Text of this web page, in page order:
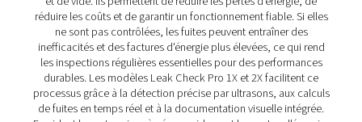
Les systèmes Leak Check Pro 1X et 2X simplifient
et la résolution des fuites dans les systèmes d'air
gaz, de vapeur et de vide. Ces outils avancés associent
précision et facilité d'utilisation pour aider les
localiser les plus petites fuites, à réduire les pertes
réduire les coûts d'exploitation.